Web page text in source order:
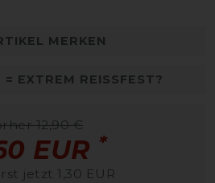
MERKEN
EXTREM REISSFEST?
12,90 €
EUR *
jetzt 1,30 EUR